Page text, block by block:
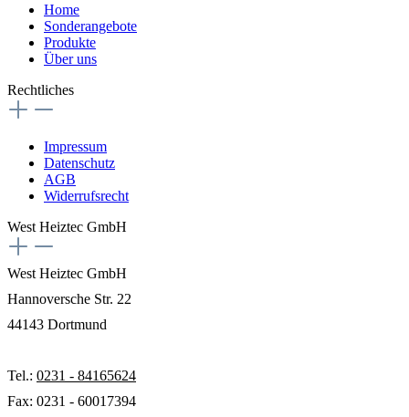
Home
Sonderangebote
Produkte
Über uns
Rechtliches
Impressum
Datenschutz
AGB
Widerrufsrecht
West Heiztec GmbH
West Heiztec GmbH
Hannoversche Str. 22
44143 Dortmund
Tel.: 0231 - 84165624
Fax: 0231 - 60017394